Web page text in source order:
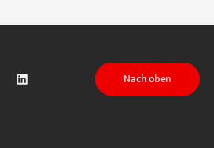
auf Instagram
auf TikTok
Sparkasse auf LinkedIn
Nach oben